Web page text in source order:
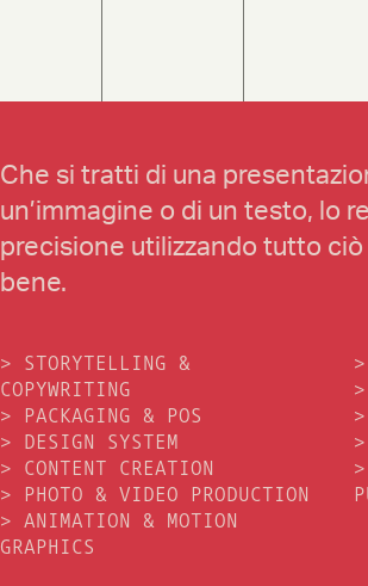
Che si tratti di una
un’immagine o di un testo, lo
precisione utilizzando tutto
bene.
> STORYTELLING &
COPYWRITING
> PACKAGING & POS
> DESIGN SYSTEM
> CONTENT CREATION
> PHOTO & VIDEO PRODUCTION
> ANIMATION & MOTION
GRAPHICS
>
>
>
>
>